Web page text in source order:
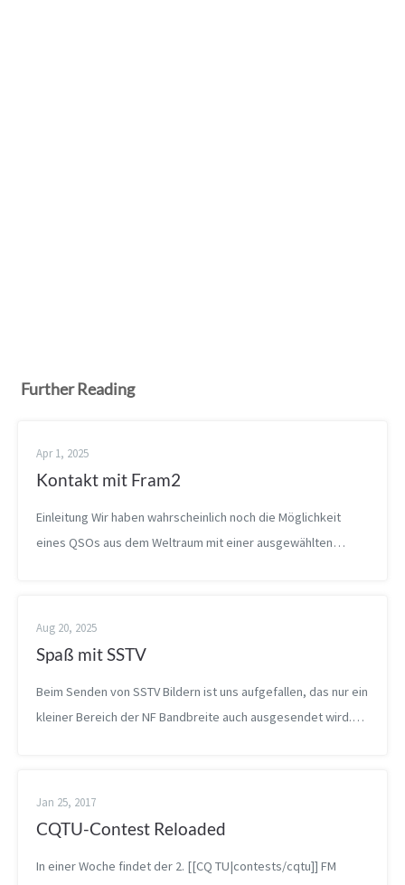
Further Reading
Apr 1, 2025
Kontakt mit Fram2
Einleitung Wir haben wahrscheinlich noch die Möglichkeit
eines QSOs aus dem Weltraum mit einer ausgewählten
Aug 20, 2025
Spaß mit SSTV
Beim Senden von SSTV Bildern ist uns aufgefallen, das nur ein
kleiner Bereich der NF Bandbreite auch ausgesendet wird.
Jan 25, 2017
CQTU-Contest Reloaded
In einer Woche findet der 2. [[CQ TU|contests/cqtu]] FM